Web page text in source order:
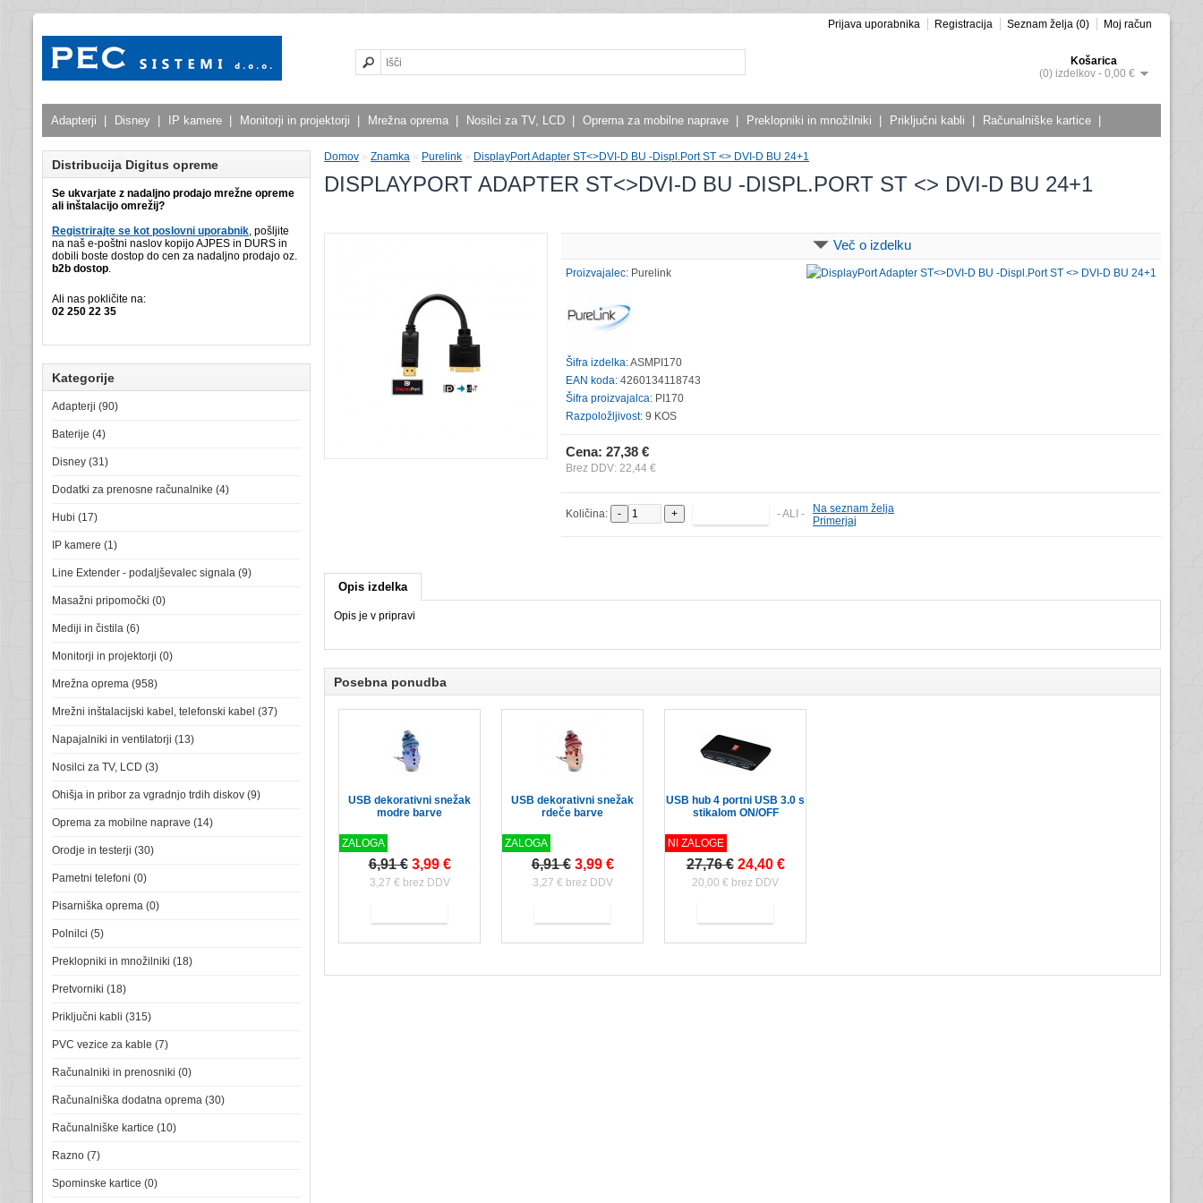
Košarica
(0) izdelkov - 0,00 €
Prijava uporabnika Registracija Seznam želja (0) Moj račun
Adapterji Disney IP kamere Monitorji in projektorji Mrežna oprema Nosilci za TV, LCD Oprema za mobilne naprave Preklopniki in množilniki Priključni kabli Računalniške kartice
Distribucija Digitus opreme
Se ukvarjate z nadaljno prodajo mrežne opreme
ali inštalacijo omrežij?
Registrirajte se kot poslovni uporabnik, pošljite
na naš e-poštni naslov kopijo AJPES in DURS in
dobili boste dostop do cen za nadaljno prodajo oz.
b2b dostop.
Ali nas pokličite na:
02 250 22 35
Kategorije
Adapterji (90)
Baterije (4)
Disney (31)
Dodatki za prenosne računalnike (4)
Hubi (17)
IP kamere (1)
Line Extender - podaljševalec signala (9)
Masažni pripomočki (0)
Mediji in čistila (6)
Monitorji in projektorji (0)
Mrežna oprema (958)
Mrežni inštalacijski kabel, telefonski kabel (37)
Napajalniki in ventilatorji (13)
Nosilci za TV, LCD (3)
Ohišja in pribor za vgradnjo trdih diskov (9)
Oprema za mobilne naprave (14)
Orodje in testerji (30)
Pametni telefoni (0)
Pisarniška oprema (0)
Polnilci (5)
Preklopniki in množilniki (18)
Pretvorniki (18)
Priključni kabli (315)
PVC vezice za kable (7)
Računalniki in prenosniki (0)
Računalniška dodatna oprema (30)
Računalniške kartice (10)
Razno (7)
Spominske kartice (0)
Domov » Znamka » Purelink » DisplayPort Adapter ST<>DVI-D BU -Displ.Port ST <> DVI-D BU 24+1
DISPLAYPORT ADAPTER ST<>DVI-D BU -DISPL.PORT ST <> DVI-D BU 24+1
Več o izdelku
Proizvajalec: Purelink
Šifra izdelka:ASMPI170
EAN koda: 4260134118743
Šifra proizvajalca: PI170
Razpoložljivost: 9 KOS
Cena: 27,38 €
Brez DDV: 22,44 €
Količina: - ALI -
Na seznam želja
Primerjaj
Opis izdelka
Opis je v pripravi
Posebna ponudba
USB dekorativni snežak
modre barve
ZALOGA
6,91 € 3,99 €
3,27 € brez DDV
USB dekorativni snežak
rdeče barve
ZALOGA
6,91 € 3,99 €
3,27 € brez DDV
USB hub 4 portni USB 3.0 s
stikalom ON/OFF
NI ZALOGE
27,76 € 24,40 €
20,00 € brez DDV